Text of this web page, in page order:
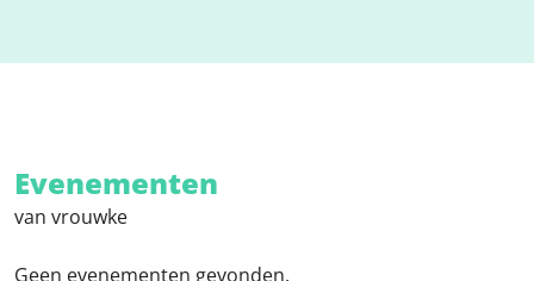
Evenementen
van vrouwke
Geen evenementen gevonden.